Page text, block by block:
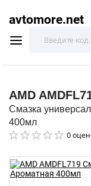
avtomore.net
AMD
Смазка
400мл
0